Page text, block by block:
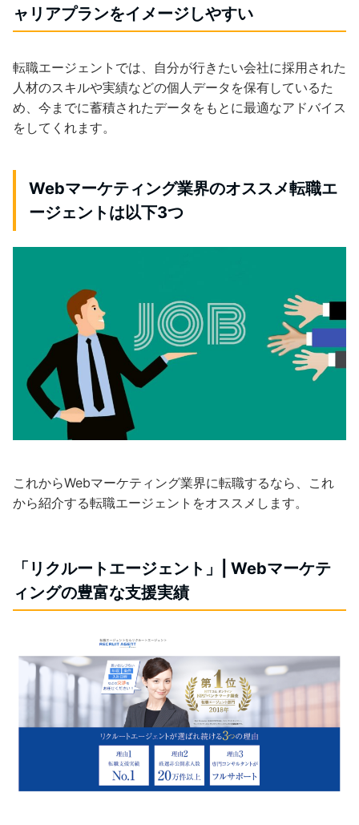
ャリアプランをイメージしやすい
転職エージェントでは、自分が行きたい会社に採用された
人材のスキルや実績などの個人データを保有しているた
め、今までに蓄積されたデータをもとに最適なアドバイス
をしてくれます。
Webマーケティング業界のオススメ転職エ
ージェントは以下3つ
これからWebマーケティング業界に転職するなら、これ
から紹介する転職エージェントをオススメします。
「リクルートエージェント」| Webマーケテ
ィングの豊富な支援実績